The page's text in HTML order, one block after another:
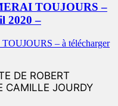
TOUJOURS –
2020 –
DE ROBERT
CAMILLE JOURDY